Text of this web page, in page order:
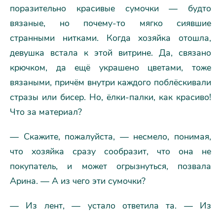
поразительно красивые сумочки — будто
вязаные, но почему-то мягко сиявшие
странными нитками. Когда хозяйка отошла,
девушка встала к этой витрине. Да, связано
крючком, да ещё украшено цветами, тоже
вязаными, причём внутри каждого поблёскивали
стразы или бисер. Но, ёлки-палки, как красиво!
Что за материал?
— Скажите, пожалуйста, — несмело, понимая,
что хозяйка сразу сообразит, что она не
покупатель, и может огрызнуться, позвала
Арина. — А из чего эти сумочки?
— Из лент, — устало ответила та. — Из